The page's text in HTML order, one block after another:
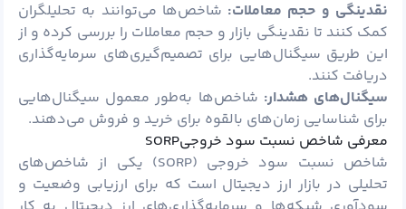
نقدینگی و حجم معاملات: شاخص‌ها می‌توانند به تحلیلگران
کمک کنند تا نقدینگی بازار و حجم معاملات را بررسی کرده و از
این طریق سیگنال‌هایی برای تصمیم‌گیری‌های سرمایه‌گذاری
دریافت کنند.
سیگنال‌های هشدار: شاخص‌ها به‌طور معمول سیگنال‌هایی
برای شناسایی زمان‌های بالقوه برای خرید و فروش می‌دهند.
معرفی شاخص نسبت سود خروجیSORP
شاخص نسبت سود خروجی (SORP) یکی از شاخص‌های
تحلیلی در بازار ارز دیجیتال است که برای ارزیابی وضعیت و